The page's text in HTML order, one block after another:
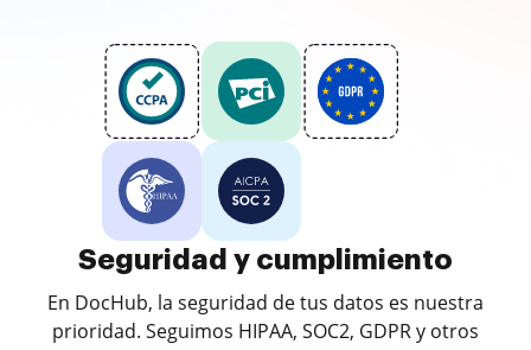
Seguridad y cumplimiento
En DocHub, la seguridad de tus datos es nuestra
prioridad. Seguimos HIPAA, SOC2, GDPR y otros